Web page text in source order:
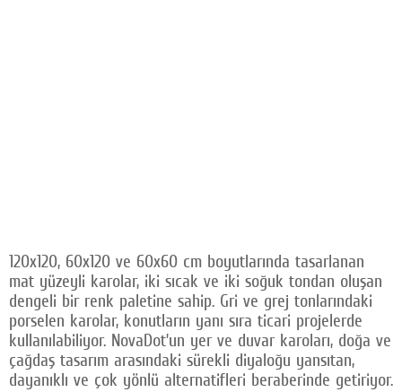
120x120, 60x120 ve 60x60 cm boyutlarında tasarlanan
mat yüzeyli karolar, iki sıcak ve iki soğuk tondan oluşan
dengeli bir renk paletine sahip. Gri ve grej tonlarındaki
porselen karolar, konutların yanı sıra ticari projelerde
kullanılabiliyor. NovaDot’un yer ve duvar karoları, doğa ve
çağdaş tasarım arasındaki sürekli diyaloğu yansıtan,
dayanıklı ve çok yönlü alternatifleri beraberinde getiriyor.